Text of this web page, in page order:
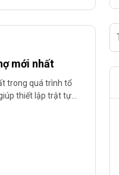
mới nhất
trong quá trình tổ
thiết lập trật tự